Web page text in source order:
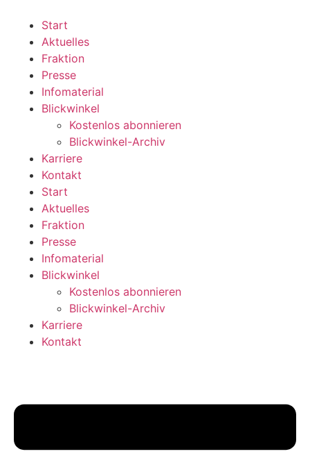
wechseln
Start
Aktuelles
Fraktion
Presse
Infomaterial
Blickwinkel
Kostenlos abonnieren
Blickwinkel-Archiv
Karriere
Kontakt
Start
Aktuelles
Fraktion
Presse
Infomaterial
Blickwinkel
Kostenlos abonnieren
Blickwinkel-Archiv
Karriere
Kontakt